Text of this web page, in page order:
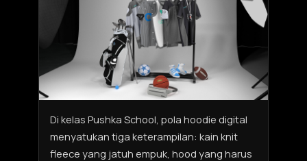
Di kelas Pushka School, pola hoodie digital
menyatukan tiga keterampilan: kain knit
fleece yang jatuh empuk, hood yang harus